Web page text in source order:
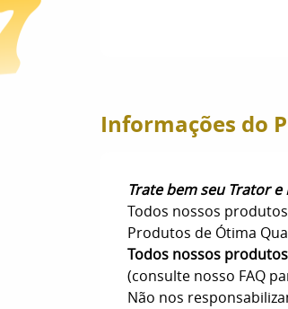
Informações do
Trate bem seu Trator
Todos nossos
Produtos de Ótima
Todos nossos
(consulte nosso FAQ
Não nos